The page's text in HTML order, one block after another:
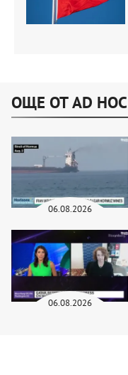
ОЩЕ ОТ AD HOC
06.08.2026
06.08.2026